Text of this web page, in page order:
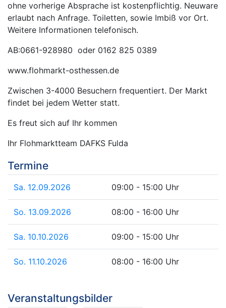
ohne vorherige Absprache ist kostenpflichtig. Neuware
erlaubt nach Anfrage. Toiletten, sowie Imbiß vor Ort.
Weitere Informationen telefonisch.
AB:0661-928980 oder 0162 825 0389
www.flohmarkt-osthessen.de
Zwischen 3-4000 Besuchern frequentiert. Der Markt
findet bei jedem Wetter statt.
Es freut sich auf Ihr kommen
Ihr Flohmarktteam DAFKS Fulda
Termine
Sa. 12.09.2026 09:00 - 15:00 Uhr
So. 13.09.2026 08:00 - 16:00 Uhr
Sa. 10.10.2026 09:00 - 15:00 Uhr
So. 11.10.2026 08:00 - 16:00 Uhr
Veranstaltungsbilder